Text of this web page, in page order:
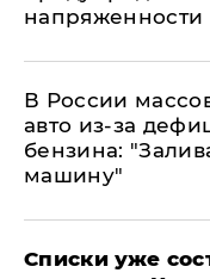
напряженности
В России
авто из-за
бензина:
машину"
Списки уже